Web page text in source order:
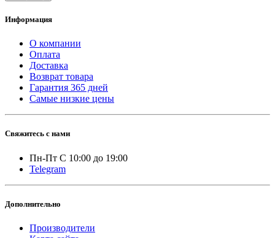
Информация
О компании
Оплата
Доставка
Возврат товара
Гарантия 365 дней
Самые низкие цены
Свяжитесь с нами
Пн-Пт С 10:00 до 19:00
Telegram
Дополнительно
Производители